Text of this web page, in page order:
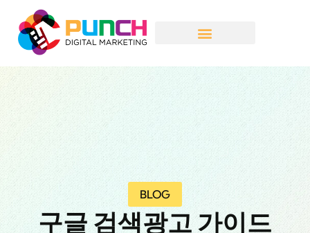
BLOG
구글 검색광고 가이드